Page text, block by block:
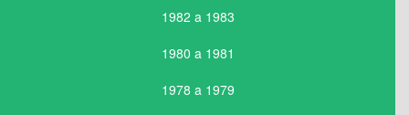
1982 a 1983
1980 a 1981
1978 a 1979